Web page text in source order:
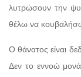
λυτρώσουν την
θέλω να
Ο θάνατος είναι
Δεν το εννοώ